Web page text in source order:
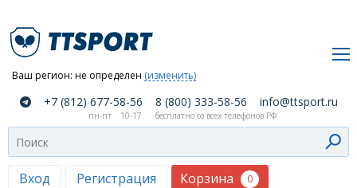
Ваш регион: не определен (изменить)
Вход Регистрация Корзина 0
компании
Как
сделать
заказ
+7 (812) 677-58-56 8 (800) 333-58-56 info@ttsport.ru
пн-пт 10-17 бесплатно со всех телефонов РФ